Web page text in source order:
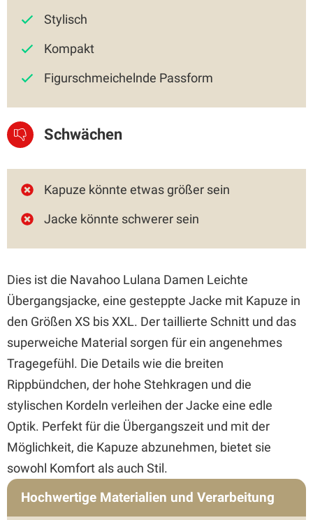
Stylisch
Kompakt
Figurschmeichelnde Passform
Schwächen
Kapuze könnte etwas größer sein
Jacke könnte schwerer sein
Dies ist die Navahoo Lulana Damen Leichte
Übergangsjacke, eine gesteppte Jacke mit Kapuze in
den Größen XS bis XXL. Der taillierte Schnitt und das
superweiche Material sorgen für ein angenehmes
Tragegefühl. Die Details wie die breiten
Rippbündchen, der hohe Stehkragen und die
stylischen Kordeln verleihen der Jacke eine edle
Optik. Perfekt für die Übergangszeit und mit der
Möglichkeit, die Kapuze abzunehmen, bietet sie
sowohl Komfort als auch Stil.
Hochwertige Materialien und Verarbeitung